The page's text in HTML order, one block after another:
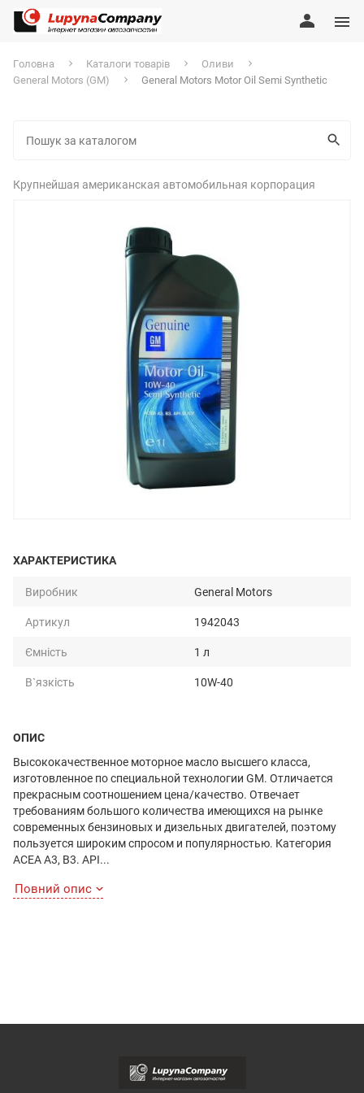
Головна Каталоги товарів
Оливи
General Motors (GM)
General Motors Motor Oil Semi Synthetic
Крупнейшая американская автомобильная корпорация
ХАРАКТЕРИСТИКА
Виробник
General Motors
Артикул
1942043
Ємність
1 л
В`язкість
10W-40
ОПИС
Высококачественное моторное масло высшего класса,
изготовленное по специальной технологии GM. Отличается
прекрасным соотношением цена/качество. Отвечает
требованиям большого количества имеющихся на рынке
современных бензиновых и дизельных двигателей, поэтому
пользуется широким спросом и популярностью. Категория
ACEA A3, B3. API...
Повний опис